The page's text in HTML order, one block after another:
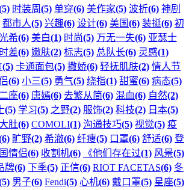
时装周(5) 单穿(6) 美作家(5) 波折(6) 神剧
都市人(5) 兴趣(6) 设计(6) 美国(6) 装挺(6) 初
希(6) 美白(1) 时尚(5) 万无一失(6) 亚瑟士
差(6) 嫩肤(2) 标志(5) 总队长(6) 灵感(1)
(5) 卡通面包(5) 撒娇(6) 轻抚肌肤(2) 情人节
(6) 小三(5) 勇气(5) 绕指(1) 甜蜜(6) 病态(5)
座(6) 唐嫣(6) 去繁从简(6) 混血(6) 自然(2)
(5) 学习(5) 之野(2) 服饰(2) 科技(2) 日本(5)
肚(6) COMOLI(1) 沟通技巧(5) 视觉(5) 疫
旷野(2) 希澈(6) 纤瘦(5) 口罩(6) 舒适(6) 登
情侣(6) 收割机(6) 《他们存在过(1) 风景(5)
牌(6) 下季(5) 正信(6) RIOT FACETAS(6) 冬
男子(6) Fendi(5) 心机(6) 戴口罩(5) 星座(5)